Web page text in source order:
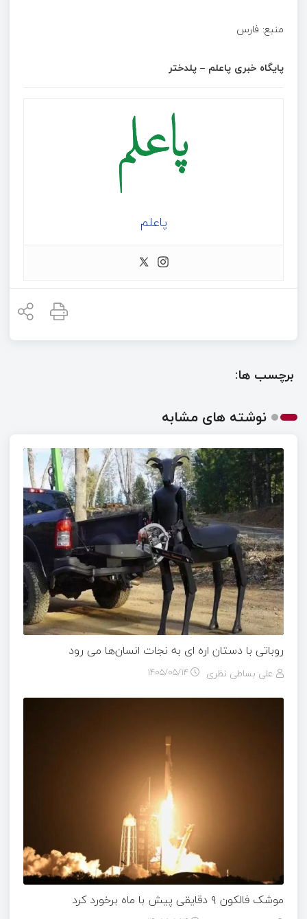
منبع: فارس
پایگاه خبری پاعلم – پلدختر
پاعلم
برچسب ها:
نوشته های مشابه
روباتی با دستان اره ای به نجات انسان‌ها می رود
علی بساطی نظری ۱۴۰۵/۰۵/۱۴
موشک فالکون ۹ دقایقی پیش با ماه برخورد کرد